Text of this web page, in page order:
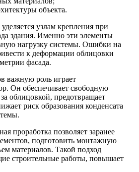
объекта.
узлам крепления при
здания. Именно эти элементы
нагрузку системы. Ошибки на
к деформации облицовки
фасада.
важную роль играет
Он обеспечивает свободную
облицовкой, предотвращает
риск образования конденсата
проработка позволяет заранее
подготовить монтажную
материалов. Такой подход
строительные работы, повышает